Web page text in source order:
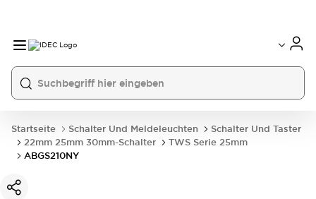
Startseite Schalter Und Meldeleuchten
Schalter Und Taster
22mm 25mm 30mm-Schalter
TWS Serie 25mm
ABGS210NY